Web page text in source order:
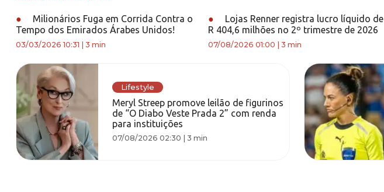
●
Milionários Fuga em Corrida Contra o
Tempo dos Emirados Árabes Unidos!
03/03/2026 10:31 3 min
●
Lojas Renner registra lucro líquido de
R 404,6 milhões no 2º trimestre de 2026
07/08/2026 01:00 3 min
Lifestyle
Meryl Streep promove leilão de figurinos
de “O Diabo Veste Prada 2” com renda
para instituições
07/08/2026 02:30 | 3 min